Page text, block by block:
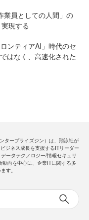
業員としての人間」の
現する
ンティアAI」時代のセ
はなく、高速化された
タープライズジン）は、翔泳社が
ジネス成長を支援するITリーダー
ータテクノロジー/情報セキュリ
動向を中心に、企業ITに関する多
す。